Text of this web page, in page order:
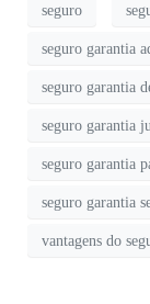
seguro
seguro garantia
seguro garantia
seguro garantia
seguro garantia
seguro garantia
vantagens do